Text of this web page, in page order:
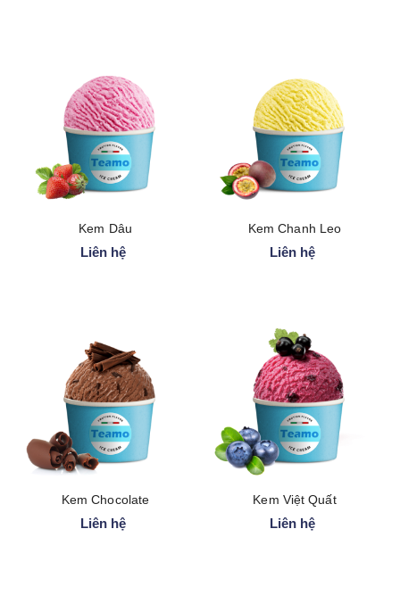
Kem Dâu
Liên hệ
Kem Chanh Leo
Liên hệ
Kem Chocolate
Liên hệ
Kem Việt Quất
Liên hệ